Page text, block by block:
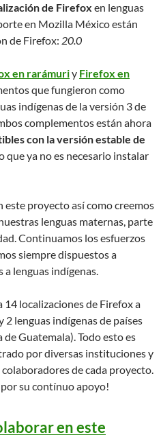
de Firefox en lenguas
en Mozilla México están
de Firefox: 20.0
en rarámuriy Firefox en
que fungieron como
indígenas de la versión 3 de
complementos están ahora
con la versión estable de
que ya no es necesario instalar
este proyecto así como creemos
lenguas maternas, parte
Continuamos los esfuerzos
siempre dispuestos a
a lenguas indígenas.
localizaciones de Firefox a
2 lenguas indígenas de países
Guatemala). Todo esto es
por diversas instituciones y
de cada proyecto.
su contínuo apoyo!
en este